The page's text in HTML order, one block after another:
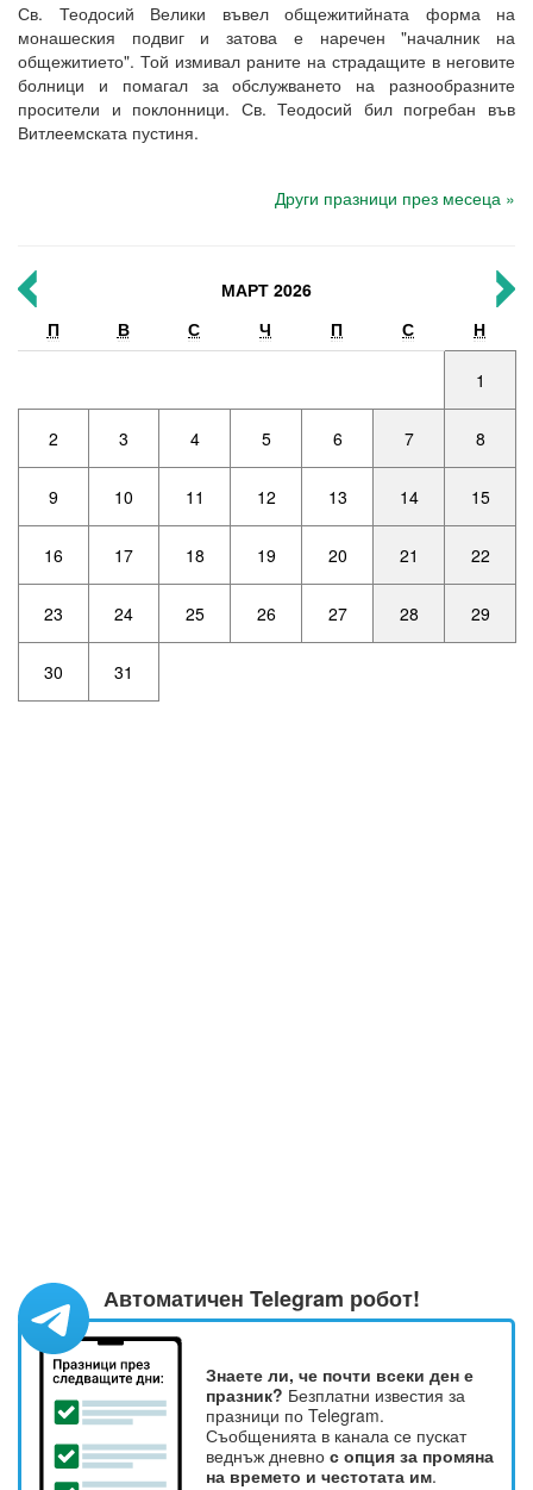
Св. Теодосий Велики въвел общежитийната форма на
монашеския подвиг и затова е наречен "началник на
общежитието". Той измивал раните на страдащите в неговите
болници и помагал за обслужването на разнообразните
просители и поклонници. Св. Теодосий бил погребан във
Витлеемската пустиня.
Други празници през месеца »
МАРТ 2026
П
В С Ч П С Н
1
2 3 4 5 6 7 8
9 10 11 12 13 14 15
16 17 18 19 20 21 22
23 24 25 26 27 28 29
30 31
Автоматичен Telegram робот!
Знаете ли, че почти всеки ден е
празник? Безплатни известия за
празници по Telegram.
Съобщенията в канала се пускат
веднъж дневно с опция за промяна
на времето и честотата им.